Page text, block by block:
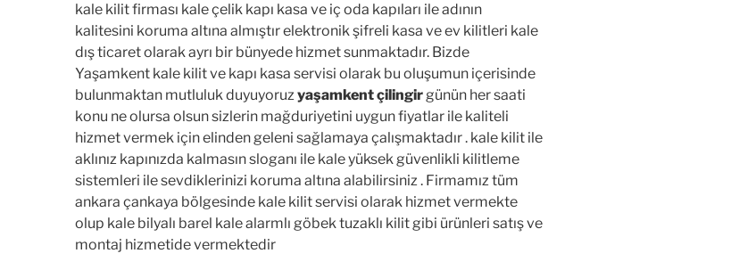
kale kilit firması kale çelik kapı kasa ve iç oda kapıları ile adının
kalitesini koruma altına almıştır elektronik şifreli kasa ve ev kilitleri kale
dış ticaret olarak ayrı bir bünyede hizmet sunmaktadır. Bizde
Yaşamkent kale kilit ve kapı kasa servisi olarak bu oluşumun içerisinde
bulunmaktan mutluluk duyuyoruzyaşamkent çilingirgünün her saati
konu ne olursa olsun sizlerin mağduriyetini uygun fiyatlar ile kaliteli
hizmet vermek için elinden geleni sağlamaya çalışmaktadır . kale kilit ile
aklınız kapınızda kalmasın sloganı ile kale yüksek güvenlikli kilitleme
sistemleri ile sevdiklerinizi koruma altına alabilirsiniz . Firmamız tüm
ankara çankaya bölgesinde kale kilit servisi olarak hizmet vermekte
olup kale bilyalı barel kale alarmlı göbek tuzaklı kilit gibi ürünleri satış ve
montaj hizmetide vermektedir